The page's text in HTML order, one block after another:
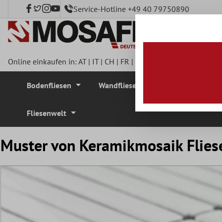
springen Service-Hotline +49 40 79750890
Online einkaufen in:AT| IT| CH | FR |
Bodenfliesen Wandfliesen
Fliesenwelt
Muster von Keramikmosaik